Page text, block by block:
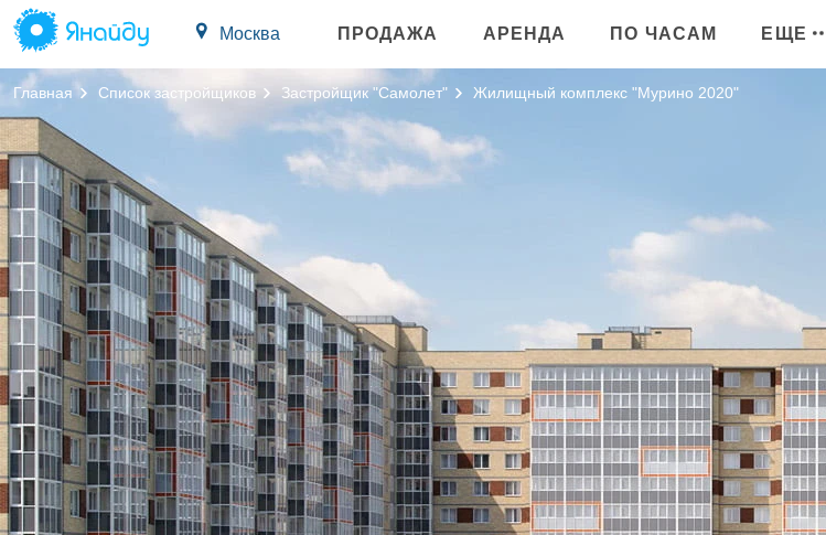
Москва ПРОДАЖА АРЕНДА ПО ЧАСАМ ЕЩЕ
Главная Список застройщиков Застройщик "Самолет" Жилищный комплекс "Мурино 2020"